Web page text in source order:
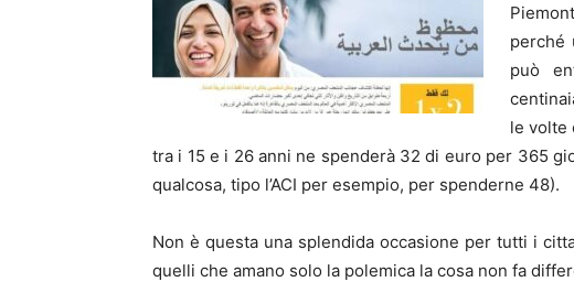
perché
può
le volte
tra i 15 e i 26 anni ne spenderà 32 di euro per 365
qualcosa, tipo l’ACI per esempio, per spenderne 48).
Non è questa una splendida occasione per tutti i
quelli che amano solo la polemica la cosa non fa